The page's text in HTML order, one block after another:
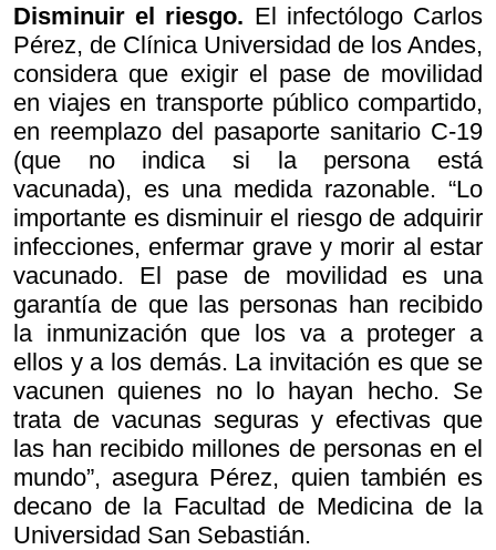
Disminuir el riesgo. El infectólogo Carlos
Pérez, de Clínica Universidad de los Andes,
considera que exigir el pase de movilidad
en viajes en transporte público compartido,
en reemplazo del pasaporte sanitario C-19
(que no indica si la persona está
vacunada), es una medida razonable. “Lo
importante es disminuir el riesgo de adquirir
infecciones, enfermar grave y morir al estar
vacunado. El pase de movilidad es una
garantía de que las personas han recibido
la inmunización que los va a proteger a
ellos y a los demás. La invitación es que se
vacunen quienes no lo hayan hecho. Se
trata de vacunas seguras y efectivas que
las han recibido millones de personas en el
mundo”, asegura Pérez, quien también es
decano de la Facultad de Medicina de la
Universidad San Sebastián.